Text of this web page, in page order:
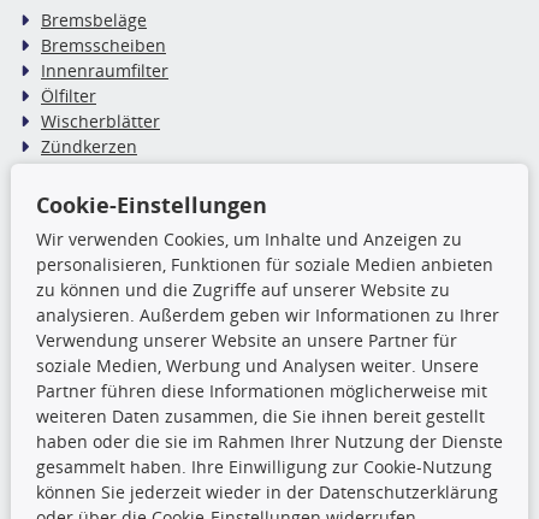
Bremsbeläge
Bremsscheiben
Innenraumfilter
Ölfilter
Wischerblätter
Zündkerzen
TecDoc Inside
Die hier angezeigten Daten,
insbesondere die gesamte Datenbank,
dürfen nicht kopiert werden. Es ist zu
unterlassen, die Daten oder die gesamte Datenbank ohne
vorherige Zustimmung TecDocs zu vervielfältigen, zu
verbreiten und/oder diese Handlungen durch Dritte ausführen
zu lassen. Ein Zuwiderhandeln stellt eine
Urheberrechtsverletzung dar und wird verfolgt.
Ronny’s Newsletter
Cookie-Einstellungen
Wir verwenden Cookies, um Inhalte und Anzeigen zu
personalisieren, Funktionen für soziale Medien anbieten
zu können und die Zugriffe auf unserer Website zu
analysieren. Außerdem geben wir Informationen zu Ihrer
Verwendung unserer Website an unsere Partner für
soziale Medien, Werbung und Analysen weiter. Unsere
Partner führen diese Informationen möglicherweise mit
weiteren Daten zusammen, die Sie ihnen bereit gestellt
haben oder die sie im Rahmen Ihrer Nutzung der Dienste
gesammelt haben. Ihre Einwilligung zur Cookie-Nutzung
können Sie jederzeit wieder in der Datenschutzerklärung